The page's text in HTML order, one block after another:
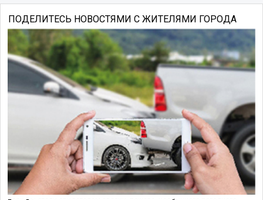
ПОДЕЛИТЕСЬ НОВОСТЯМИ С ЖИТЕЛЯМИ ГОРОДА